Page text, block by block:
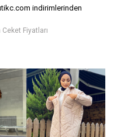
indirimlerinden
Ceket Fiyatları